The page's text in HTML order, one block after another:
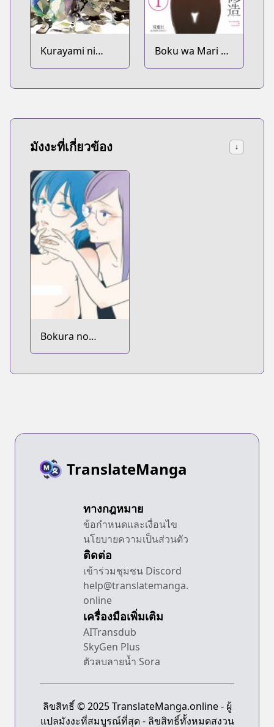
Kurayami ni
Strobe
Boku wa Mari no
Naka
มังงะที่เกี่ยวข้อง ↓
Bokura no
Hentai dj - Boku
TranslateManga
ทางกฎหมาย
ข้อกำหนดและเงื่อนไข
นโยบายความเป็นส่วนตัว
ติดต่อ
เข้าร่วมชุมชน Discord
help@translatemanga.
online
เครื่องมือเพิ่มเติม
AITransdub
SkyGen Plus
ตัวลบลายน้ำ Sora
ลิขสิทธิ์ © 2025 TranslateManga.online - ผู้
แปลมังงะที่สมบูรณ์ที่สุด - ลิขสิทธิ์ทั้งหมดสงวน